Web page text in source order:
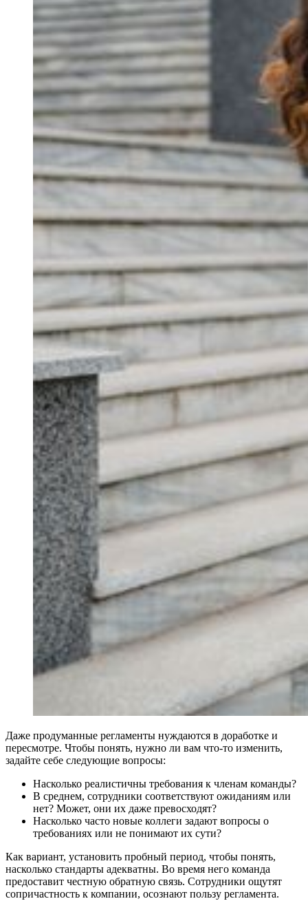
Даже продуманные регламенты нуждаются в доработке и
пересмотре. Чтобы понять, нужно ли вам что-то изменить,
задайте себе следующие вопросы:
Насколько реалистичны требования к членам команды?
В среднем, сотрудники соответствуют ожиданиям или
нет? Может, они их даже превосходят?
Насколько часто новые коллеги задают вопросы о
требованиях или не понимают их сути?
Как вариант, установить пробный период, чтобы понять,
насколько стандарты адекватны. Во время него команда
предоставит честную обратную связь. Сотрудники ощутят
сопричастность к компании, осознают пользу регламента.